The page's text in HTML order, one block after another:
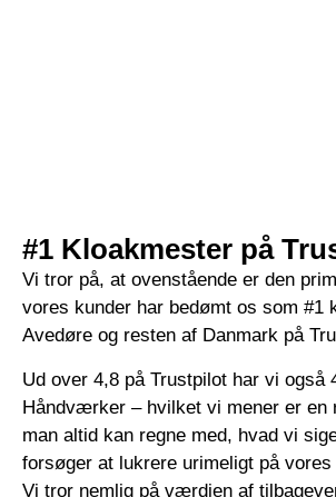
#1 Kloakmester på
Vi tror på, at ovenstående er den
vores kunder har bedømt os som #1
Avedøre og resten af Danmark på
Ud over 4,8 på Trustpilot har vi også
Håndværker – hvilket vi mener er en
man altid kan regne med, hvad vi
forsøger at lukrere urimeligt på
Vi tror nemlig på værdien af